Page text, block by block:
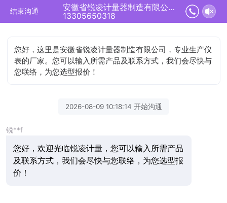
结束沟通
安徽省锐凌计量器制造有限公司正在为您服务
13305650318
您好，这里是安徽省锐凌计量器制造有限公司，专业生产仪
表的厂家。您可以输入所需产品及联系方式，我们会尽快与
您联络，为您选型报价！
2026-08-09 10:18:14 开始沟通
锐**f
您好，欢迎光临锐凌计量，您可以输入所需产品
及联系方式，我们会尽快与您联络，为您选型报
价！